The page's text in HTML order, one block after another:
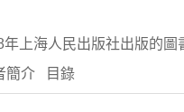
年上海人民出版社出版的圖
簡介 目錄